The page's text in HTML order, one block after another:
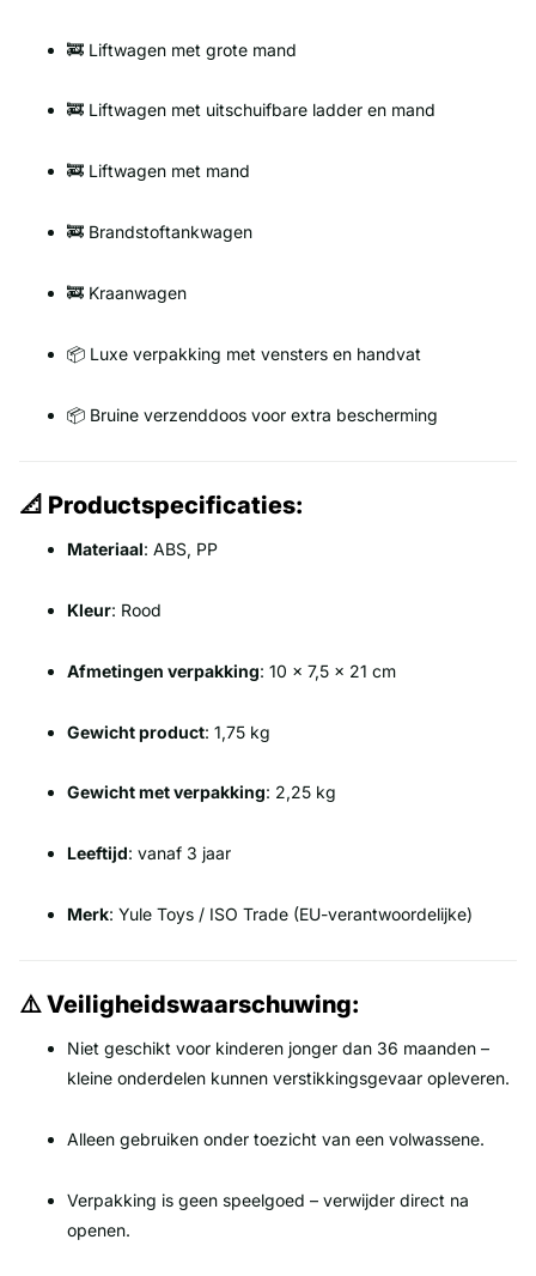
🚒 Liftwagen met grote mand
🚒 Liftwagen met uitschuifbare ladder en mand
🚒 Liftwagen met mand
🚒 Brandstoftankwagen
🚒 Kraanwagen
📦 Luxe verpakking met vensters en handvat
📦 Bruine verzenddoos voor extra bescherming
📐 Productspecificaties:
Materiaal: ABS, PP
Kleur: Rood
Afmetingen verpakking: 10 x 7,5 x 21 cm
Gewicht product: 1,75 kg
Gewicht met verpakking: 2,25 kg
Leeftijd: vanaf 3 jaar
Merk: Yule Toys / ISO Trade (EU-verantwoordelijke)
⚠️ Veiligheidswaarschuwing:
Niet geschikt voor kinderen jonger dan 36 maanden –
kleine onderdelen kunnen verstikkingsgevaar opleveren.
Alleen gebruiken onder toezicht van een volwassene.
Verpakking is geen speelgoed – verwijder direct na
openen.